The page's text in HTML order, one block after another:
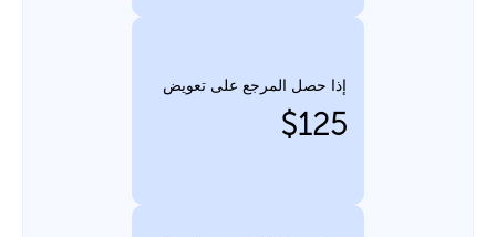
إذا حصل المرجع على تعويض
$125